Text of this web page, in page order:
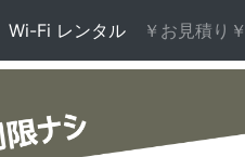
Wi-Fi レンタル (current)
￥お見積り￥